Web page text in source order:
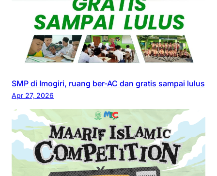
SMP di Imogiri, ruang ber-AC dan gratis sampai lulus
Apr 27, 2026